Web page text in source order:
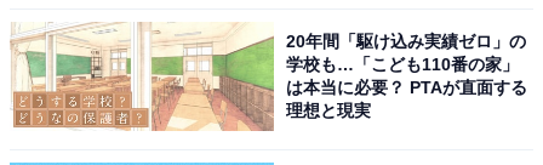
20年間「駆け込み実績ゼロ」の
学校も…「こども110番の家」
は本当に必要？ PTAが直面する
理想と現実